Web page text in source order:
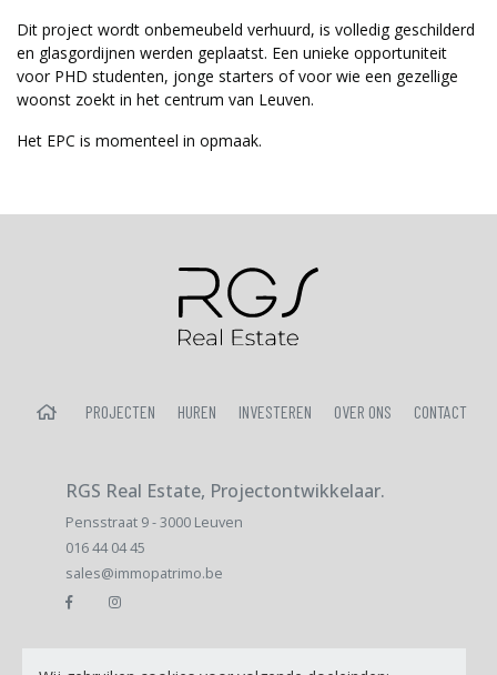
Dit project wordt onbemeubeld verhuurd, is volledig geschilderd
en glasgordijnen werden geplaatst. Een unieke opportuniteit
voor PHD studenten, jonge starters of voor wie een gezellige
woonst zoekt in het centrum van Leuven.
Het EPC is momenteel in opmaak.
HOME PROJECTEN HUREN INVESTEREN OVER ONS CONTACT
RGS Real Estate, Projectontwikkelaar.
Pensstraat 9 - 3000 Leuven
016 44 04 45
sales@immopatrimo.be